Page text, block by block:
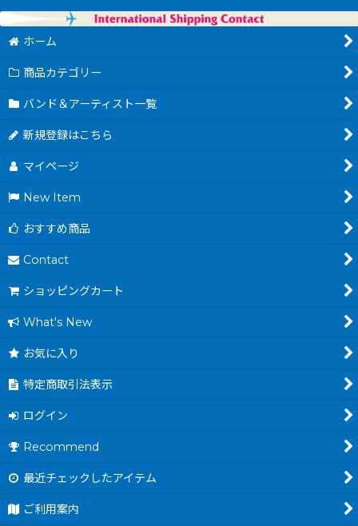
ホーム
商品カテゴリー
バンド＆アーティスト一覧
新規登録はこちら
マイページ
New Item
おすすめ商品
Contact
ショッピングカート
What's New
お気に入り
特定商取引法表示
ログイン
Recommend
最近チェックしたアイテム
ご利用案内